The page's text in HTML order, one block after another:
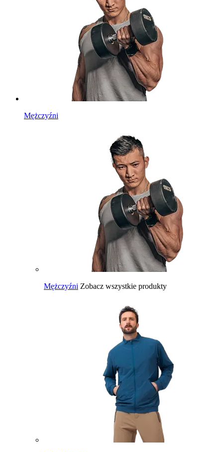
Mężczyźni
Mężczyźni Zobacz wszystkie produkty